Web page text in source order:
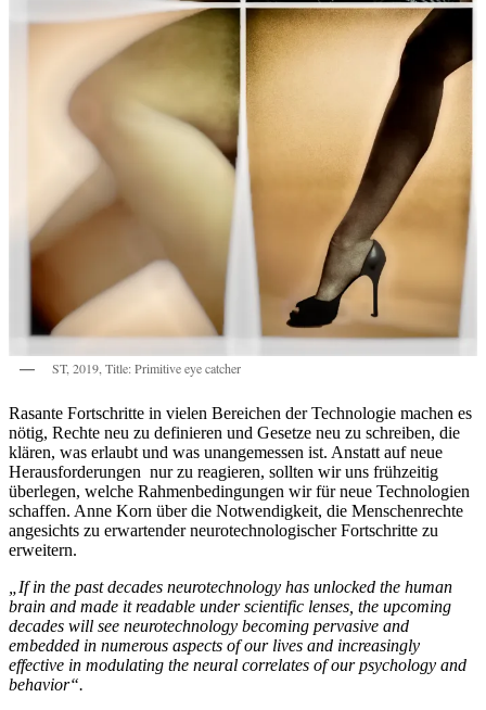
ST, 2019, Title: Primitive eye catcher
Rasante Fortschritte in vielen Bereichen der Technologie machen es
nötig, Rechte neu zu definieren und Gesetze neu zu schreiben, die
klären, was erlaubt und was unangemessen ist. Anstatt auf neue
Herausforderungen nur zu reagieren, sollten wir uns frühzeitig
überlegen, welche Rahmenbedingungen wir für neue Technologien
schaffen. Anne Korn über die Notwendigkeit, die Menschenrechte
angesichts zu erwartender neurotechnologischer Fortschritte zu
erweitern.
„If in the past decades neurotechnology has unlocked the human
brain and made it readable under scientific lenses, the upcoming
decades will see neurotechnology becoming pervasive and
embedded in numerous aspects of our lives and increasingly
effective in modulating the neural correlates of our psychology and
behavior“.